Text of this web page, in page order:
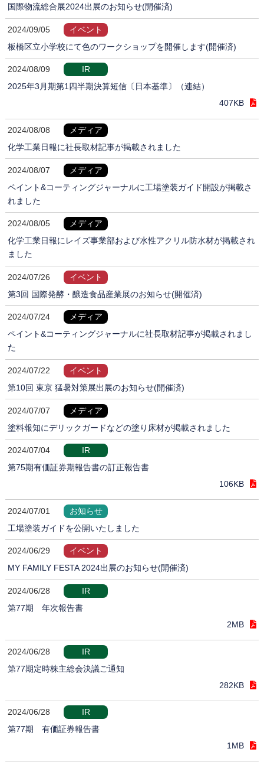
国際物流総合展2024出展のお知らせ(開催済)
2024/09/05
イベント
板橋区立小学校にて色のワークショップを開催します(開催済)
2024/08/09
IR
2025年3月期第1四半期決算短信〔日本基準〕（連結）
407KB
2024/08/08
メディア
化学工業日報に社長取材記事が掲載されました
2024/08/07
メディア
ペイント&コーティングジャーナルに工場塗装ガイド開設が掲載さ
れました
2024/08/05
メディア
化学工業日報にレイズ事業部および水性アクリル防水材が掲載され
ました
2024/07/26
イベント
第3回 国際発酵・醸造食品産業展のお知らせ(開催済)
2024/07/24
メディア
ペイント&コーティングジャーナルに社長取材記事が掲載されまし
た
2024/07/22
イベント
第10回 東京 猛暑対策展出展のお知らせ(開催済)
2024/07/07
メディア
塗料報知にデリックガードなどの塗り床材が掲載されました
2024/07/04
IR
第75期有価証券期報告書の訂正報告書
106KB
2024/07/01
お知らせ
工場塗装ガイドを公開いたしました
2024/06/29
イベント
MY FAMILY FESTA 2024出展のお知らせ(開催済)
2024/06/28
IR
第77期 年次報告書
2MB
2024/06/28
IR
第77期定時株主総会決議ご通知
282KB
2024/06/28
IR
第77期 有価証券報告書
1MB